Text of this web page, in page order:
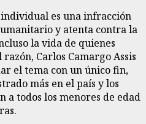
es una infracción
y atenta contra la
la vida de quienes
Carlos Camargo Assis
el tema con un único fin,
más en el país y los
a todos los menores de edad